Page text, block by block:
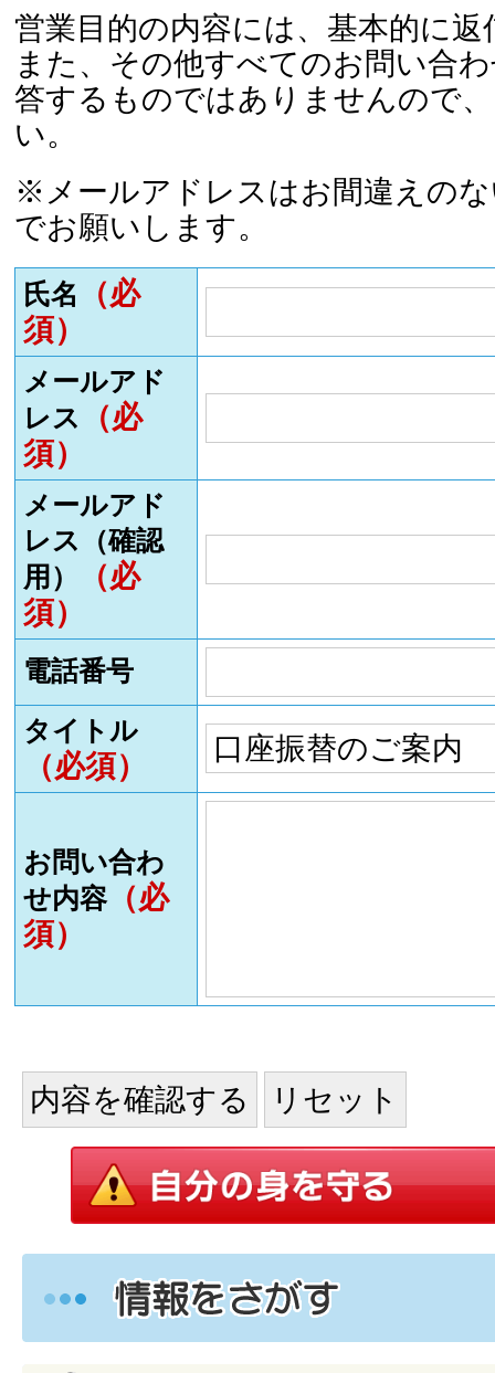
営業目的の内容には、基本的に
また、その他すべてのお問い合
答するものではありませんので
い。
※メールアドレスはお間違えの
でお願いします。
氏名
（必
須）
メールアド
レス
（必
須）
メールアド
レス（確認
用）
（必
須）
電話番号
タイトル
（必須）
お問い合わ
せ内容（必
須）